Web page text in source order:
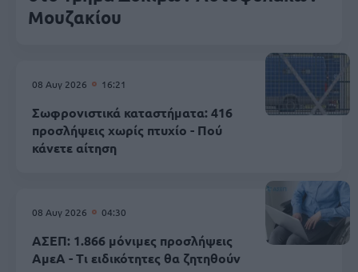
Mουζακίου
08 Αυγ 2026 16:21
Σωφρονιστικά καταστήματα: 416
προσλήψεις χωρίς πτυχίο - Πού
κάνετε αίτηση
08 Αυγ 2026 04:30
ΑΣΕΠ: 1.866 μόνιμες προσλήψεις
ΑμεΑ - Τι ειδικότητες θα ζητηθούν